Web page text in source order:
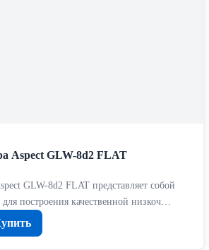
Aspect GLW-8d2 FLAT
GLW-8d2 FLAT представляет собой
построения качественной низкоч…